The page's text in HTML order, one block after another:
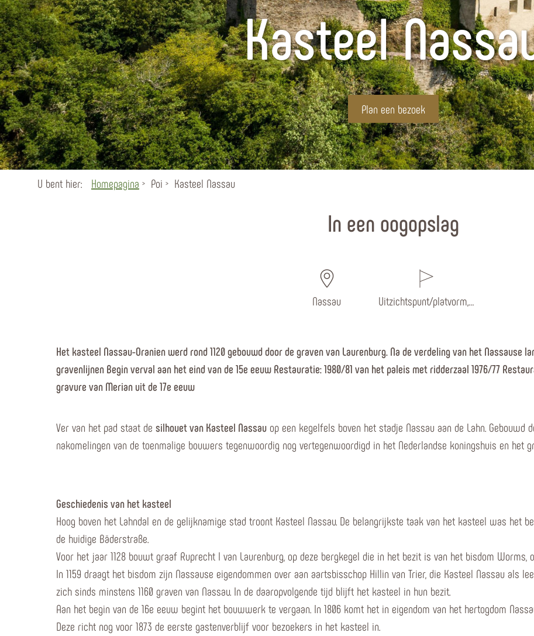
Kasteel
Plan een bezoek
U bent hier: Homepagina Poi Kasteel Nassau
In een oogopslag
Nassau Uitzichtspunt/platvorm,…
Het kasteel Nassau-Oranien werd rond 1120 gebouwd door de graven van Laurenburg. Na de verdeling van het Nassause
gravenlijnen Begin verval aan het eind van de 15e eeuw Restauratie: 1980/81 van het paleis met ridderzaal 1976/77
gravure van Merian uit de 17e eeuw
Ver van het pad staat de silhouet van Kasteel Nassau op een kegelfels boven het stadje Nassau aan de Lahn. Gebouwd
nakomelingen van de toenmalige bouwers tegenwoordig nog vertegenwoordigd in het Nederlandse koningshuis en het
Geschiedenis van het kasteel
Hoog boven het Lahndal en de gelijknamige stad troont Kasteel Nassau. De belangrijkste taak van het kasteel was het
de huidige Bäderstraße.
Voor het jaar 1128 bouwt graaf Ruprecht I van Laurenburg, op deze bergkegel die in het bezit is van het bisdom
In 1159 draagt het bisdom zijn Nassause eigendommen over aan aartsbisschop Hillin van Trier, die Kasteel Nassau als
zich sinds minstens 1160 graven van Nassau. In de daaropvolgende tijd blijft het kasteel in hun bezit.
Aan het begin van de 16e eeuw begint het bouwwerk te vergaan. In 1806 komt het in eigendom van het hertogdom
Deze richt nog voor 1873 de eerste gastenverblijf voor bezoekers in het kasteel in.